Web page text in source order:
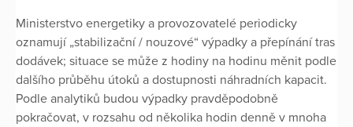
Ministerstvo energetiky a provozovatelé periodicky
oznamují „stabilizační / nouzové“ výpadky a přepínání tras
dodávek; situace se může z hodiny na hodinu měnit podle
dalšího průběhu útoků a dostupnosti náhradních kapacit.
Podle analytiků budou výpadky pravděpodobně
pokračovat, v rozsahu od několika hodin denně v mnoha